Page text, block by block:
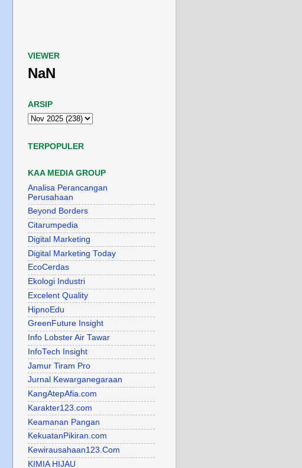
VIEWER
NaN
ARSIP
TERPOPULER
KAA MEDIA GROUP
Analisa Perancangan
Perusahaan
Beyond Borders
Citarumpedia
Digital Marketing
Digital Marketing Today
EcoCerdas
Ekologi Industri
Excelent Quality
HipnoEdu
GreenFuture Insight
Info Lobster Air Tawar
InfoTech Insight
Jamur Tiram Pro
Jurnal Kewarganegaraan
KangAtepAfia.com
Karakter123.com
Keamanan Pangan
KekuatanPikiran.com
Kewirausahaan123.Com
KIMIA HIJAU